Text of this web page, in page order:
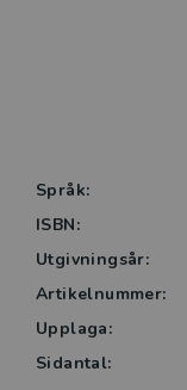
Språk:
ISBN:
Utgivningsår:
Artikelnummer:
Upplaga:
Sidantal: